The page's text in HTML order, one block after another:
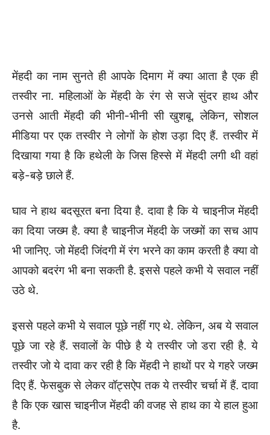
मेंहदी का नाम सुनते ही आपके दिमाग में क्या आता है एक ही
तस्वीर ना. महिलाओं के मेंहदी के रंग से सजे सुंदर हाथ और
उनसे आती मेंहदी की भीनी-भीनी सी खुशबू. लेकिन, सोशल
मीडिया पर एक तस्वीर ने लोगों के होश उड़ा दिए हैं. तस्वीर में
दिखाया गया है कि हथेली के जिस हिस्से में मेंहदी लगी थी वहां
बड़े-बड़े छाले हैं.
घाव ने हाथ बदसूरत बना दिया है. दावा है कि ये चाइनीज मेंहदी
का दिया जख्म है. क्या है चाइनीज मेंहदी के जख्मों का सच आप
भी जानिए. जो मेंहदी जिंदगी में रंग भरने का काम करती है क्या वो
आपको बदरंग भी बना सकती है. इससे पहले कभी ये सवाल नहीं
उठे थे.
इससे पहले कभी ये सवाल पूछे नहीं गए थे. लेकिन, अब ये सवाल
पूछे जा रहे हैं. सवालों के पीछे है ये तस्वीर जो डरा रही है. ये
तस्वीर जो ये दावा कर रही है कि मेंहदी ने हाथों पर ये गहरे जख्म
दिए हैं. फेसबुक से लेकर वॉट्सऐप तक ये तस्वीर चर्चा में हैं. दावा
है कि एक खास चाइनीज मेंहदी की वजह से हाथ का ये हाल हुआ
है.